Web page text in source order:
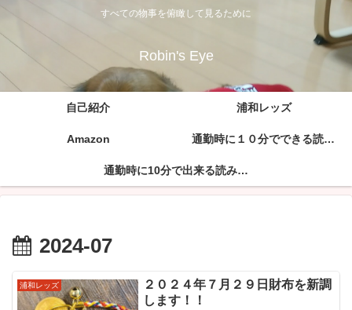
すべての物事を俯瞰して見るために
Robin's Eye
自己紹介 浦和レッズ
Amazon 通勤時に１０分でできる読み流し自己啓発（孫子の兵法）
通勤時に10分で出来る読み流し自己啓発（論語）
2024-07
浦和レッズ
２０２４年７月２９日財布を新調
します！！